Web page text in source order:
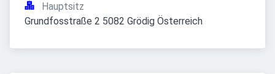
Hauptsitz
Grundfosstraße 2 5082 Grödig Österreich